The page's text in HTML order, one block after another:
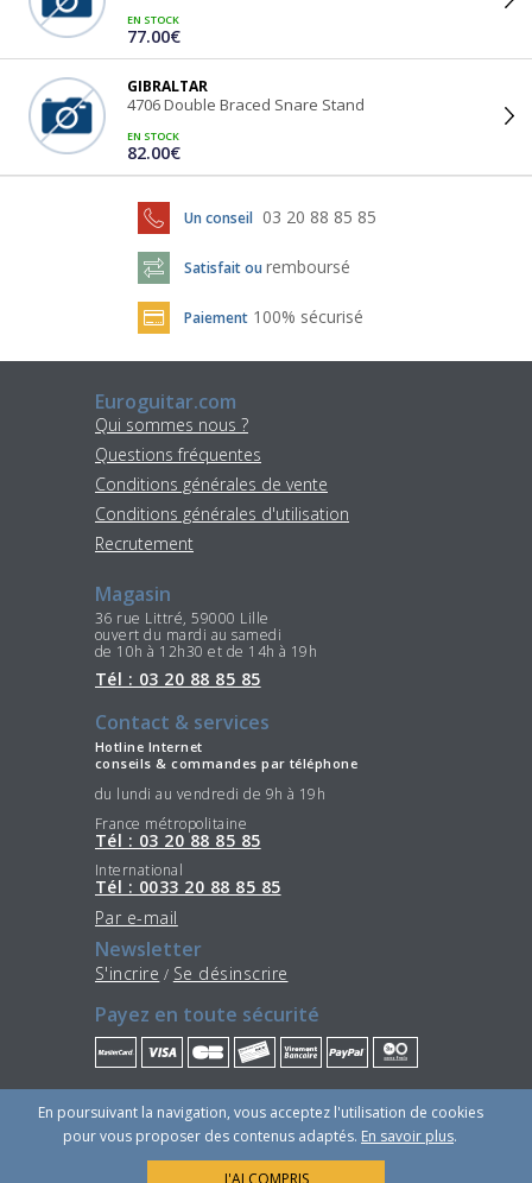
EN STOCK
77.00€
GIBRALTAR
4706 Double Braced Snare Stand
EN STOCK
82.00€
Un conseil 03 20 88 85 85
Satisfait ou remboursé
Paiement 100% sécurisé
Euroguitar.com
Qui sommes nous ?
Questions fréquentes
Conditions générales de vente
Conditions générales d'utilisation
Recrutement
Magasin
36 rue Littré, 59000 Lille
ouvert du mardi au samedi
de 10h à 12h30 et de 14h à 19h
Tél : 03 20 88 85 85
Contact & services
Hotline Internet
conseils & commandes par téléphone
du lundi au vendredi de 9h à 19h
France métropolitaine
Tél : 03 20 88 85 85
International
Tél : 0033 20 88 85 85
Par e-mail
Newsletter
S'incrire / Se désinscrire
Payez en toute sécurité
Restez connectés
En poursuivant la navigation, vous acceptez l'utilisation de cookies
pour vous proposer des contenus adaptés. En savoir plus.
J'AI COMPRIS